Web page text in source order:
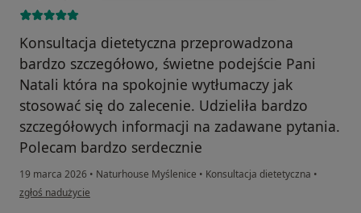
Konsultacja dietetyczna przeprowadzona
bardzo szczegółowo, świetne podejście Pani
Natali która na spokojnie wytłumaczy jak
stosować się do zalecenie. Udzieliła bardzo
szczegółowych informacji na zadawane pytania.
Polecam bardzo serdecznie
19 marca 2026 • Naturhouse Myślenice • Konsultacja dietetyczna •
w opinii użytkownika Justyna
zgłoś nadużycie